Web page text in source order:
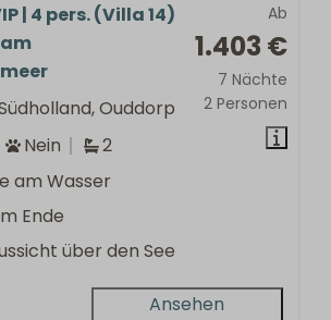
Ab
1.403 €
7 Nächte
2 Personen
| 4 pers. (Villa 14)
Ouddorp
Nein
2
am Wasser
Ende
über den See
Ansehen